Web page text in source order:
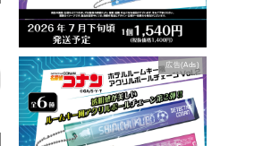
広告(Ads)